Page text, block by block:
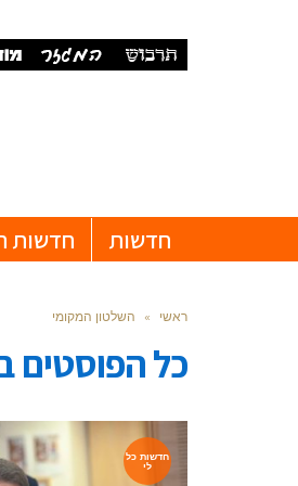
חדשות חדשות
ראשי » השלטון המקומי
כל הפוסטים
חדשות כל
לי